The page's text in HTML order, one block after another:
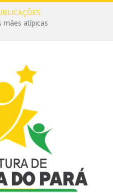
mães atípicas